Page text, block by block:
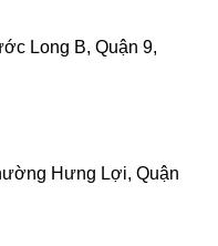
Long B, Quận 9,
Hưng Lợi, Quận